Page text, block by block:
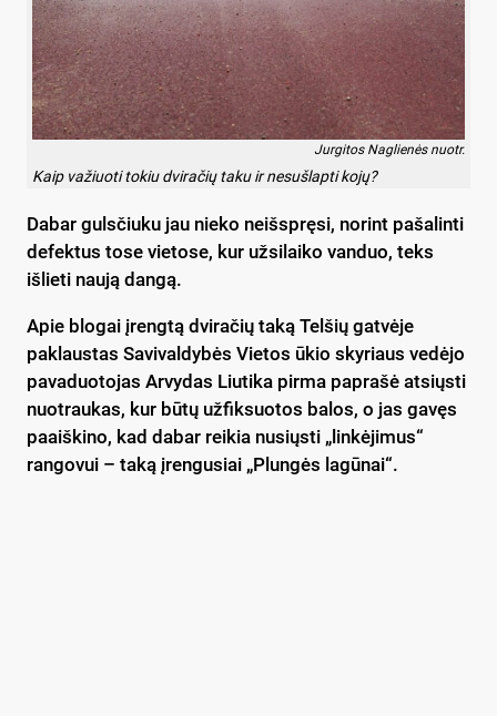
Jurgitos Naglienės nuotr.
Kaip važiuoti tokiu dviračių taku ir nesušlapti kojų?
Dabar gulsčiuku jau nieko neišspręsi, norint pašalinti
defektus tose vietose, kur užsilaiko vanduo, teks
išlieti naują dangą.
Apie blogai įrengtą dviračių taką Telšių gatvėje
paklaustas Savivaldybės Vietos ūkio skyriaus vedėjo
pavaduotojas Arvydas Liutika pirma paprašė atsiųsti
nuotraukas, kur būtų užfiksuotos balos, o jas gavęs
paaiškino, kad dabar reikia nusiųsti „linkėjimus“
rangovui – taką įrengusiai „Plungės lagūnai“.